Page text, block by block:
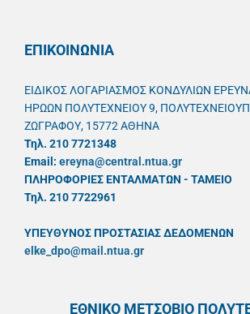
ΕΠΙΚΟΙΝΩΝΙΑ
ΕΙΔΙΚΟΣ ΛΟΓΑΡΙΑΣΜΟΣ ΚΟΝΔΥΛΙΩΝ
ΗΡΩΩΝ ΠΟΛΥΤΕΧΝΕΙΟΥ 9,
ΖΩΓΡΑΦΟΥ, 15772 ΑΘΗΝΑ
Τηλ. 210 7721348
Email: ereyna@central.ntua.gr
ΠΛΗΡΟΦΟΡΙΕΣ ΕΝΤΑΛΜΑΤΩΝ - ΤΑΜΕΙΟ
Τηλ. 210 7722961
ΥΠΕΥΘYΝΟΣ ΠΡΟΣΤΑΣΙΑΣ ΔΕΔΟΜΕΝΩΝ
elke_dpo@mail.ntua.gr
ΕΘΝΙΚΟ ΜΕΤΣΟΒΙΟ